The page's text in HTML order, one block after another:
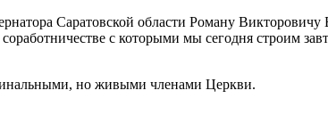
Саратовской области Роману
с которыми мы сегодня строим
но живыми членами Церкви.